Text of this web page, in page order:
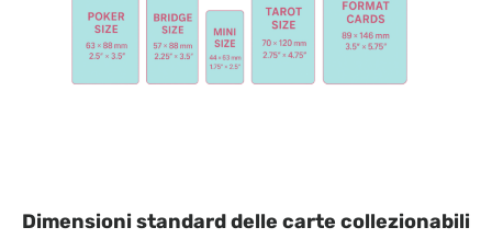
Dimensioni standard delle carte collezionabili